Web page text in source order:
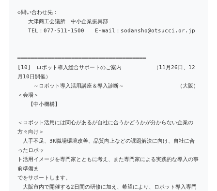
◇問い合わせ先：
大津商工会議所 中小企業振興部
TEL：077-511-1500 E-mail：sodansho@otsucci.or.jp
━━━━━━━━━━━━━━━━━━━━━━━━━━━━━━━━━━━━━━
[10] ロボット導入総合サポートのご案内 （11月26日、12
月10日開催）
～ロボット導入活用講座＆導入診断～ （大阪）
＜会場＞
【中小機構】
＜ロボット活用には関心があるが自社に合うかどうかが分からない企業の
方々向け＞
人手不足、3K職場環境改善、品質向上などの課題解決に向け、自社に合
ったロボッ
ト活用イメージを専門家とともに考え、また専門家による実践的な導入の事
前準備ま
でをサポートします。
大阪市内で開催する2日間の研修に加え、希望により、ロボット導入専門